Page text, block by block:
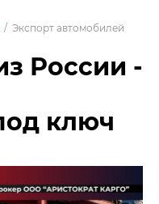
/ Экспорт автомобилей
России -
ключ